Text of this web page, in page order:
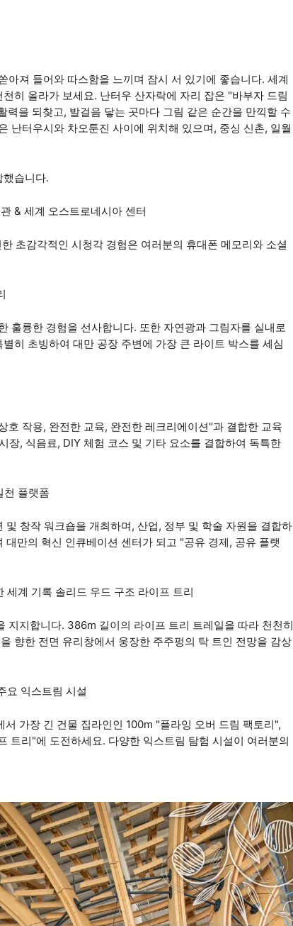
져 들어와 따스함을 느끼며 잠시 서 있기에 좋습니다. 세계
히 올라가 보세요. 난터우 산자락에 자리 잡은 "바부자 드림
을 되찾고, 발걸음 닿는 곳마다 그림 같은 순간을 만끽할 수
난터우시와 차오툰진 사이에 위치해 있으며, 중싱 신촌, 일월
습니다.
& 세계 오스트로네시아 센터
초감각적인 시청각 경험은 여러분의 휴대폰 메모리와 소셜
훌륭한 경험을 선사합니다. 또한 자연광과 그림자를 실내로
히 초빙하여 대만 공장 주변에 가장 큰 라이트 박스를 세심
작용, 완전한 교육, 완전한 레크리에이션"과 결합한 교육
장, 식음료, DIY 체험 코스 및 기타 요소를 결합하여 독특한
천 플랫폼
창작 워크숍을 개최하며, 산업, 정부 및 학술 자원을 결합하
만의 혁신 인큐베이션 센터가 되고 "공유 경제, 공유 플랫
계 기록 솔리드 우드 구조 라이프 트리
지합니다. 386m 길이의 라이프 트리 트레일을 따라 천천히
향한 전면 유리창에서 웅장한 주주펑의 탁 트인 전망을 감상
요 익스트림 시설
가장 긴 건물 집라인인 100m "플라잉 오버 드림 팩토리",
트리"에 도전하세요. 다양한 익스트림 탐험 시설이 여러분의